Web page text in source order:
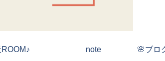
note